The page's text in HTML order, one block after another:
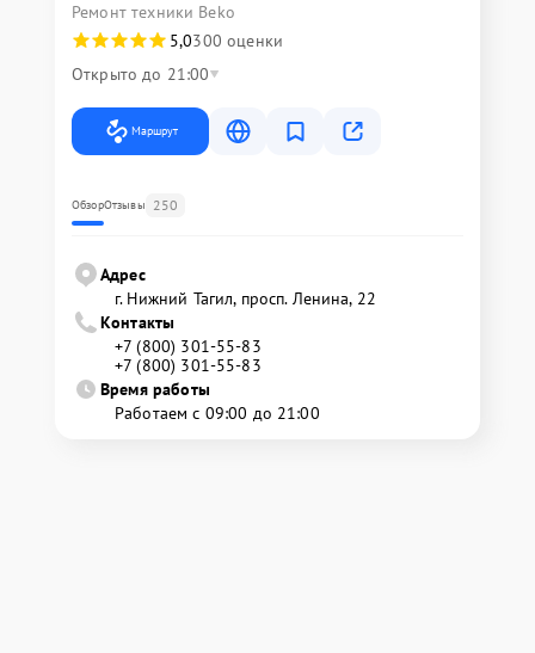
Ремонт техники Beko
5,0300 оценки
Открыто до 21:00
Маршрут
ОбзорОтзывы 250
Адрес
г. Нижний Тагил, просп. Ленина, 22
Контакты
+7 (800) 301-55-83
+7 (800) 301-55-83
Время работы
Работаем с 09:00 до 21:00